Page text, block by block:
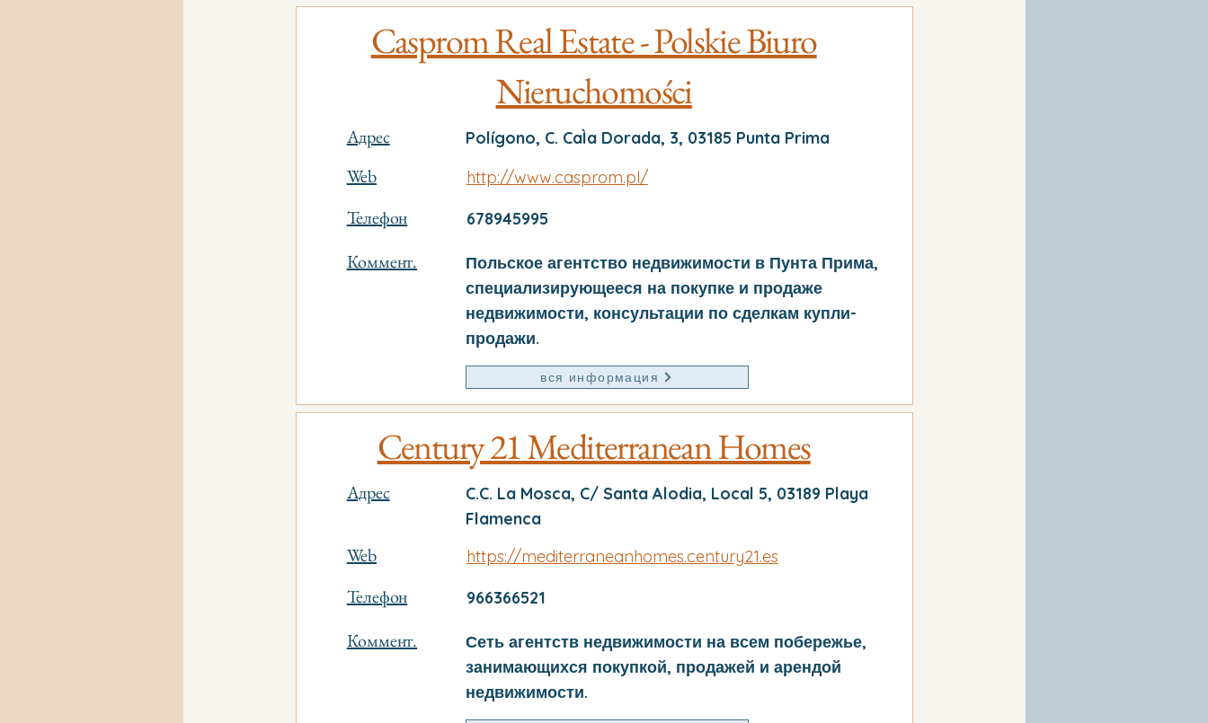
Casprom Real Estate - Polskie Biuro
Nieruchomości
Адрес
Web
Телефон
Коммент.
Polígono, C. CaÌa Dorada, 3, 03185 Punta Prima
http://www.casprom.pl/
678945995
Польское агентство недвижимости в Пунта Прима,
специализирующееся на покупке и продаже
недвижимости, консультации по сделкам купли-
продажи.
вся информация
Century 21 Mediterranean Homes
Адрес
Web
Телефон
Коммент.
C.C. La Mosca, C/ Santa Alodia, Local 5, 03189 Playa
Flamenca
https://mediterraneanhomes.century21.es
966366521
Сеть агентств недвижимости на всем побережье,
занимающихся покупкой, продажей и арендой
недвижимости.